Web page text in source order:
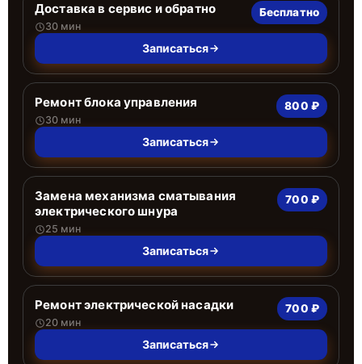
Доставка в сервис и обратно
30 мин
Бесплатно
Записаться
Ремонт блока управления
30 мин
800 ₽
Записаться
Замена механизма сматывания
электрического шнура
25 мин
700 ₽
Записаться
Ремонт электрической насадки
20 мин
700 ₽
Записаться